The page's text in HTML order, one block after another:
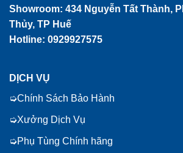
Showroom: 434 Nguyễn Tất Thành,
Thủy, TP Huế
Hotline: 0929927575
DỊCH VỤ
Chính Sách Bảo Hành
Xưởng Dịch Vụ
Phụ Tùng Chính hãng